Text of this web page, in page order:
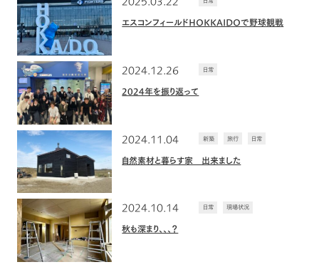
エスコンフィールドHOKKAIDOで野球観戦
2024年を振り返って
日常
2024.12.26
自然素材と暮らす家 出来ました
新築 旅行 日常
2024.11.04
秋も深まり、、、？
日常 現場状況
2024.10.14